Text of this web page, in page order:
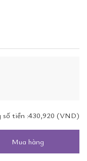
số tiền :430,920 (VND)
Mua hàng